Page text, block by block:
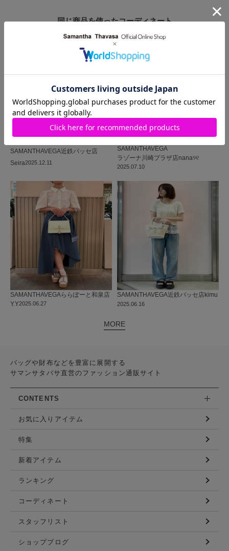
同じ商品を使ったコーディネート
2025.12.11
SAMANTHAVEGA近鉄パッセ店
Seira
2025.07.10
SAMANTHAVEGA
ラゾーナ川崎プラザ店nana୨୧
2025.06.27
SAMANTHAVEGAららぽーと和泉店
Y.Y
2025.06.16
SAMANTHAVEGA近鉄パッセ店kimu
MORE
バッグや財布などを豊富に展開する
サマンサタバサ直営のファッション通販サイト
CONTENTS
お気に入りアイテム
特集
新着アイテム
ランキング
コーディネート
スタッフリスト
ショップブログ